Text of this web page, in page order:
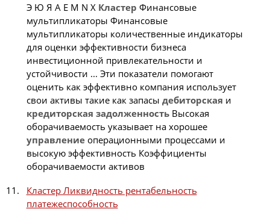
Э Ю Я A E M N X Кластер Финансовые
мультипликаторы Финансовые
мультипликаторы количественные индикаторы
для оценки эффективности бизнеса
инвестиционной привлекательности и
устойчивости ... Эти показатели помогают
оценить как эффективно компания использует
свои активы такие как запасы дебиторская и
кредиторская задолженностьВысокая
оборачиваемость указывает на хорошее
управлениеоперационными процессами и
высокую эффективность Коэффициенты
оборачиваемости активов
Кластер Ликвидность рентабельность
платежеспособность